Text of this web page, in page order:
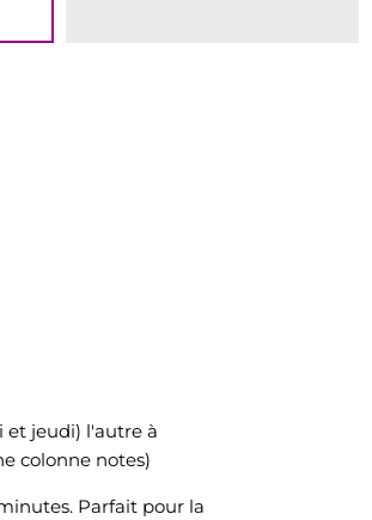
et jeudi) l'autre à
colonne notes)
Parfait pour la